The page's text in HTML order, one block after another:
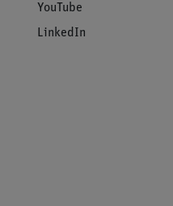
YouTube
LinkedIn